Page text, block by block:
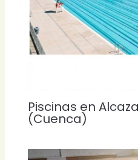
Piscinas en
(Cuenca)